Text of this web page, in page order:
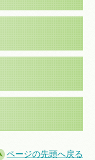
ページの先頭へ戻る